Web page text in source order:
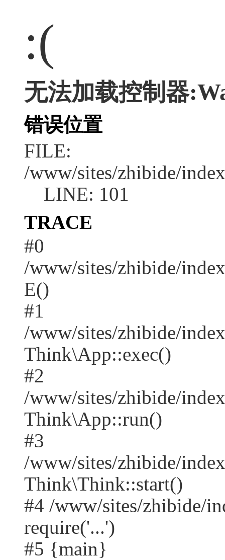
:(
无法加载控制器
错误位置
FILE:
/www/sites/zhibide/
LINE: 101
TRACE
#0
/www/sites/zhibide/
E()
#1
/www/sites/zhibide/
Think\App::exec()
#2
/www/sites/zhibide/
Think\App::run()
#3
/www/sites/zhibide/
Think\Think::start()
#4 /www/sites/zhibide/
require('...')
#5 {main}